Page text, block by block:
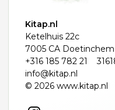
Kitap.nl
Ketelhuis 22c
7005 CA Doetinchem
+316 185 782 21
info@kitap.nl
© 2026 www.kitap.nl